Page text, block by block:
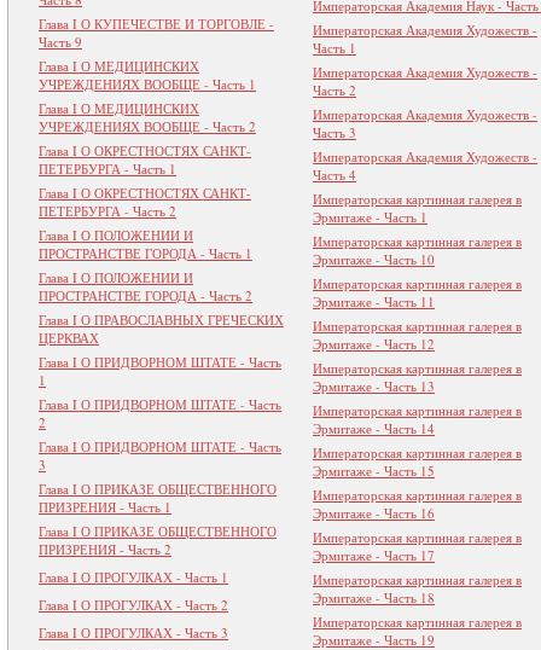
Глава I О КУПЕЧЕСТВЕ И ТОРГОВЛЕ -
Часть 9
Глава I О МЕДИЦИНСКИХ
УЧРЕЖДЕНИЯХ ВООБЩЕ - Часть 1
Глава I О МЕДИЦИНСКИХ
УЧРЕЖДЕНИЯХ ВООБЩЕ - Часть 2
Глава I О ОКРЕСТНОСТЯХ САНКТ-
ПЕТЕРБУРГА - Часть 1
Глава I О ОКРЕСТНОСТЯХ САНКТ-
ПЕТЕРБУРГА - Часть 2
Глава I О ПОЛОЖЕНИИ И
ПРОСТРАНСТВЕ ГОРОДА - Часть 1
Глава I О ПОЛОЖЕНИИ И
ПРОСТРАНСТВЕ ГОРОДА - Часть 2
Глава I О ПРАВОСЛАВНЫХ ГРЕЧЕСКИХ
ЦЕРКВАХ
Глава I О ПРИДВОРНОМ ШТАТЕ - Часть
1
Глава I О ПРИДВОРНОМ ШТАТЕ - Часть
2
Глава I О ПРИДВОРНОМ ШТАТЕ - Часть
3
Глава I О ПРИКАЗЕ ОБЩЕСТВЕННОГО
ПРИЗРЕНИЯ - Часть 1
Глава I О ПРИКАЗЕ ОБЩЕСТВЕННОГО
ПРИЗРЕНИЯ - Часть 2
Глава I О ПРОГУЛКАХ - Часть 1
Глава I О ПРОГУЛКАХ - Часть 2
Глава I О ПРОГУЛКАХ - Часть 3
Императорская Академия Наук -
Императорская Академия Художеств -
Часть 1
Императорская Академия Художеств -
Часть 2
Императорская Академия Художеств -
Часть 3
Императорская Академия Художеств -
Часть 4
Императорская картинная галерея в
Эрмитаже - Часть 1
Императорская картинная галерея в
Эрмитаже - Часть 10
Императорская картинная галерея в
Эрмитаже - Часть 11
Императорская картинная галерея в
Эрмитаже - Часть 12
Императорская картинная галерея в
Эрмитаже - Часть 13
Императорская картинная галерея в
Эрмитаже - Часть 14
Императорская картинная галерея в
Эрмитаже - Часть 15
Императорская картинная галерея в
Эрмитаже - Часть 16
Императорская картинная галерея в
Эрмитаже - Часть 17
Императорская картинная галерея в
Эрмитаже - Часть 18
Императорская картинная галерея в
Эрмитаже - Часть 19